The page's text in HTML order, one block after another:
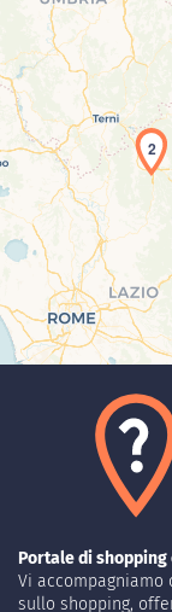
2
Portale di
Vi
sullo shopping,